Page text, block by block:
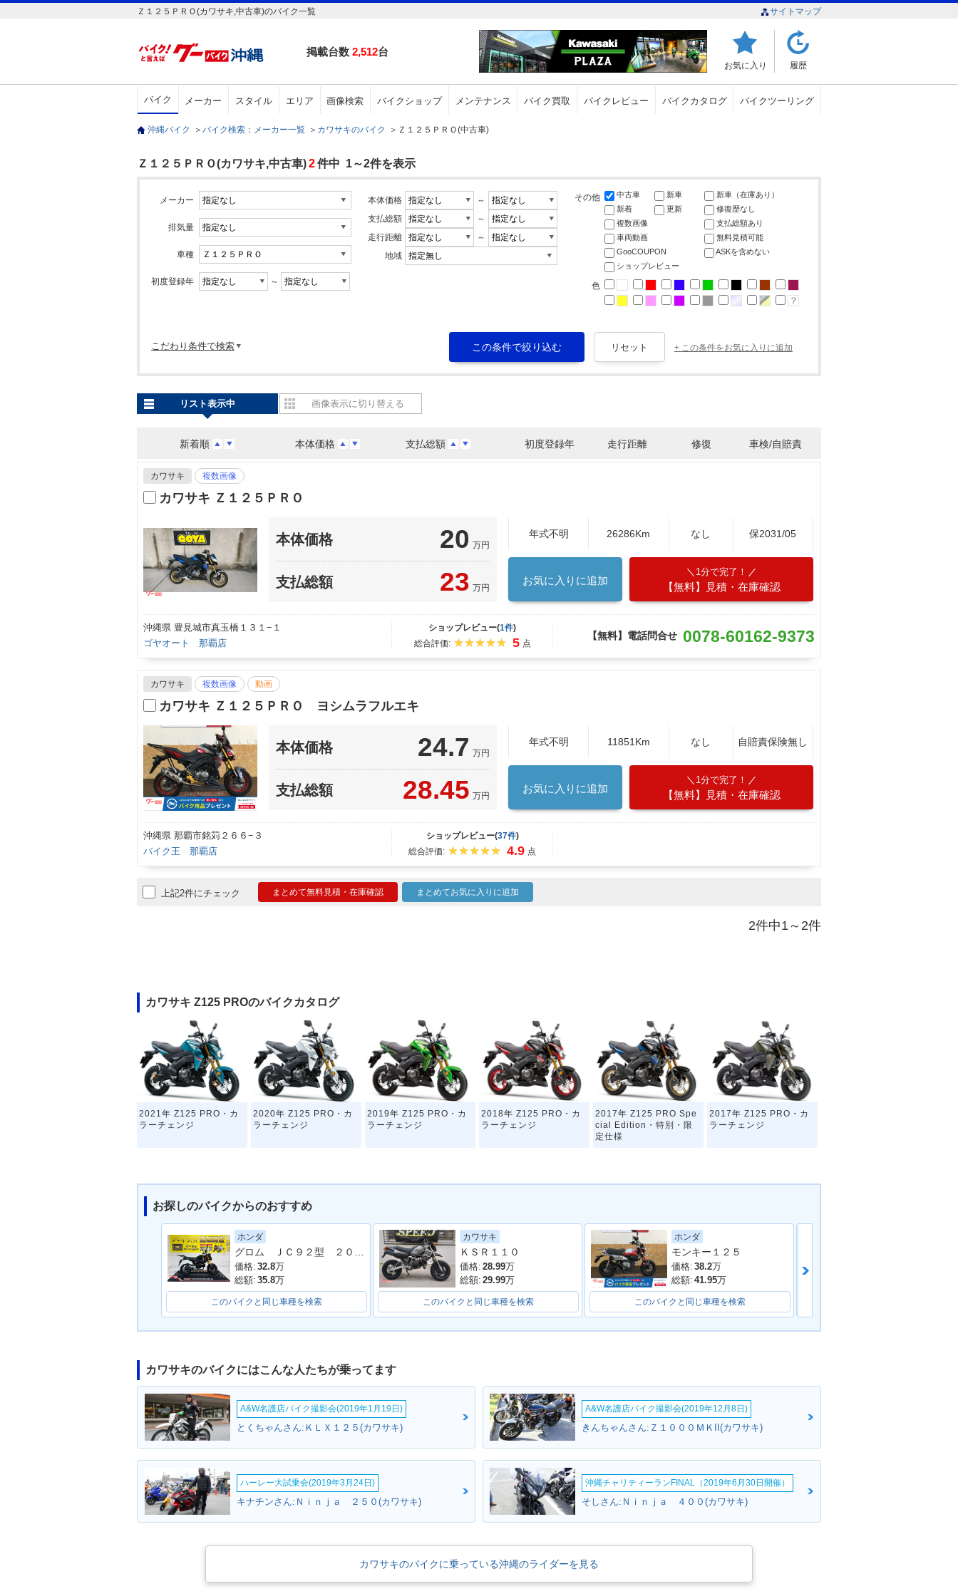
Ｚ１２５ＰＲＯ(カワサキ,中古車)のバイク一覧 サイトマップ
掲載台数 2,512台
お気に入り 履歴
バイク メーカー スタイル エリア 画像検索 バイクショップ メンテナンス バイク買取 バイクレビュー バイクカタログ バイクツーリング
沖縄バイク ＞ バイク検索：メーカー一覧 ＞ カワサキのバイク ＞ Ｚ１２５ＰＲＯ(中古車)
Ｚ１２５ＰＲＯ(カワサキ,中古車)2件中 1～2件を表示
メーカー
排気量
車種
初度登録年 ～
本体価格
～
支払総額
～
走行距離
～
地域
その他 中古車 新車
新車（在庫あり）
新着
更新
修復歴なし
複数画像
支払総額あり
車両動画
無料見積可能
GooCOUPON
ASKを含めない
ショップレビュー
色
こだわり条件で検索 + この条件をお気に入りに追加
新着順 本体価格 支払総額 初度登録年 走行距離 修復 車検/自賠責
リスト表示中 画像表示に切り替える
カワサキ 複数画像
カワサキ Ｚ１２５ＰＲＯ
本体価格 20 万円
支払総額 23 万円
年式不明 26286Km なし 保2031/05
お気に入りに追加
1分で完了！
【無料】見積・在庫確認
沖縄県 豊見城市真玉橋１３１−１
ゴヤオート 那覇店
ショップレビュー(1件)
総合評価:
5 点
【無料】電話問合せ 0078-60162-9373
カワサキ 複数画像 動画
カワサキ Ｚ１２５ＰＲＯ ヨシムラフルエキ
本体価格 24.7 万円
支払総額 28.45 万円
年式不明 11851Km なし 自賠責保険無し
お気に入りに追加
1分で完了！
【無料】見積・在庫確認
沖縄県 那覇市銘苅２６６−３
バイク王 那覇店
ショップレビュー(37件)
総合評価:
4.9 点
上記2件にチェック まとめて無料見積・在庫確認 まとめてお気に入りに追加
2件中1～2件
カワサキ Z125 PROのバイクカタログ
2021年 Z125 PRO・カ
ラーチェンジ
2020年 Z125 PRO・カ
ラーチェンジ
2019年 Z125 PRO・カ
ラーチェンジ
2018年 Z125 PRO・カ
ラーチェンジ
2017年 Z125 PRO Spe
cial Edition・特別・限
定仕様
2017年 Z125 PRO・カ
ラーチェンジ
2016年 Z125 PRO KRT
Edition・特別・限定仕様
2016年 Z125 PRO・新
登場
2016年 Z125
お探しのバイクからのおすすめ
ホンダ
価格: 32.8万
総額: 35.8万
このバイクと同じ車種を検索
カワサキ
ＫＳＲ１１０
価格: 28.99万
総額: 29.99万
このバイクと同じ車種を検索
ホンダ
モンキー１２５
価格: 38.2万
総額: 41.95万
このバイクと同じ車種を検索
カワサキのバイクにはこんな人たちが乗ってます
A&W名護店バイク撮影会(2019年1月19日)
とくちゃんさん:ＫＬＸ１２５(カワサキ)
A&W名護店バイク撮影会(2019年12月8日)
きんちゃんさん:Ｚ１０００ＭＫII(カワサキ)
ハーレー大試乗会(2019年3月24日)
キナチンさん:Ｎｉｎｊａ ２５０(カワサキ)
沖縄チャリティーランFINAL（2019年6月30日開催）
そしさん:Ｎｉｎｊａ ４００(カワサキ)
カワサキのバイクに乗っている沖縄のライダーを見る